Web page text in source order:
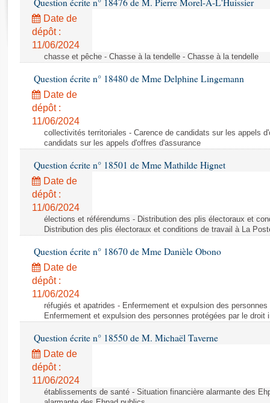
Rapports d'enquête
Rapports législatifs
Rapports sur l'application des lois
Baromètre de l’application des lois
Dossiers législatifs
Budget et sécurité sociale
Questions écrites et orales
Comptes rendus des débats
Question écrite n° 18476 de M. Pierre Morel-À-L'Huissier
Date de
dépôt :
11/06/2024
chasse et pêche - Chasse à la tendelle - Chasse à la tendelle
Question écrite n° 18480 de Mme Delphine Lingemann
Date de
dépôt :
11/06/2024
collectivités territoriales - Carence de candidats sur les appels
candidats sur les appels d'offres d'assurance
Question écrite n° 18501 de Mme Mathilde Hignet
Date de
dépôt :
11/06/2024
élections et référendums - Distribution des plis électoraux et
Distribution des plis électoraux et conditions de travail à La
Question écrite n° 18670 de Mme Danièle Obono
Date de
dépôt :
11/06/2024
réfugiés et apatrides - Enfermement et expulsion des
Enfermement et expulsion des personnes protégées par le droit
Question écrite n° 18550 de M. Michaël Taverne
Date de
dépôt :
11/06/2024
établissements de santé - Situation financière alarmante des